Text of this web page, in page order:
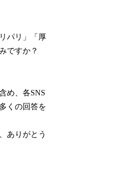
パリ」「厚
ですか？
め、各SNS
くの回答を
ありがとう